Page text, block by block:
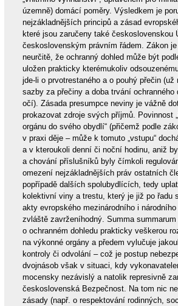
územně) domácí poměry. Výsledkem je
nejzákladnějších principů a zásad
které jsou zaručeny také československou
československým právním řádem. Zákon
neurčitě, že ochranný dohled může být
uložen prakticky kterémukoliv
jde-li o prvotrestaného a o pouhý přečin (už
sazby za přečiny a doba trvání ochranného
očí). Zásada presumpce neviny je vážně
prokazovat zdroje svých příjmů. Povinnost
orgánu do svého obydlí“ (přičemž podle
v praxi děje – může k tomuto „vstupu“
a v kteroukoli denní či noční hodinu, aniž
a chování příslušníků byly čímkoli
omezení nejzákladnějších práv ostatních
popřípadě dalších spolubydlících, tedy
kolektivní viny a trestu, který je již po řadu
akty evropského mezinárodního i
zvláště zavrženíhodný. Summa summarum
o ochranném dohledu prakticky veškerou
na výkonné orgány a předem vylučuje
kontroly či odvolání – což je postup
dvojnásob však v situaci, kdy
mocensky nezávislý a natolik represivně
československá Bezpečnost. Na tom nic
zásady (např. o respektování rodinných,